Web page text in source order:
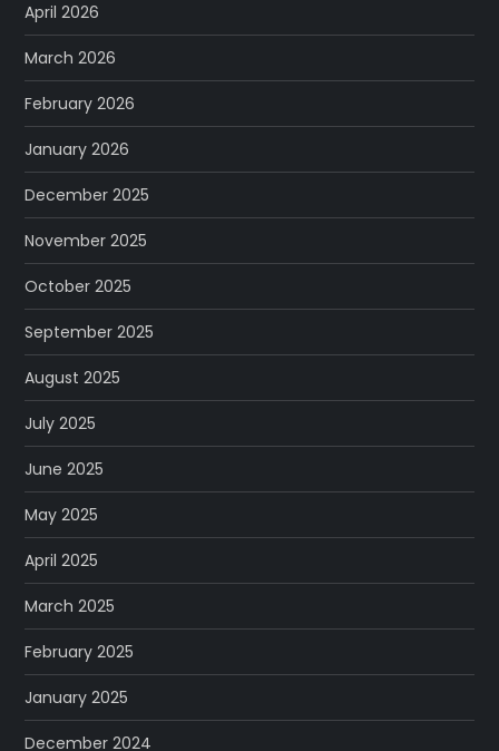
April 2026
March 2026
February 2026
January 2026
December 2025
November 2025
October 2025
September 2025
August 2025
July 2025
June 2025
May 2025
April 2025
March 2025
February 2025
January 2025
December 2024